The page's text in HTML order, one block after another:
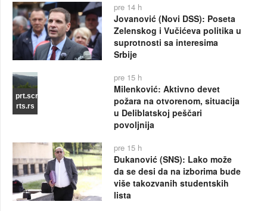
pre 14 h
Jovanović (Novi DSS): Poseta
Zelenskog i Vučićeva politika u
suprotnosti sa interesima
Srbije
prt.scr
rts.rs
pre 15 h
Milenković: Aktivno devet
požara na otvorenom, situacija
u Deliblatskoj peščari
povoljnija
pre 15 h
Đukanović (SNS): Lako može
da se desi da na izborima bude
više takozvanih studentskih
lista